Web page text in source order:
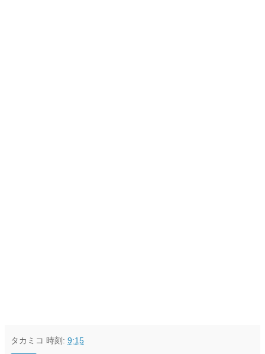
タカミコ 時刻: 9:15